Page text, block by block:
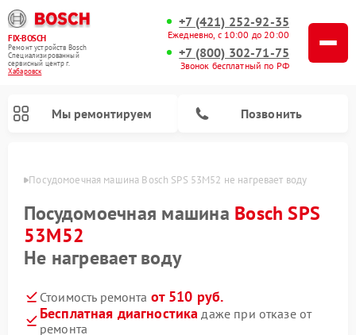
FIX-BOSCH
Ремонт устройств Bosch
Специализированный
cервисный центр г.
Хабаровск
+7 (421) 252-92-35
Ежедневно, с 10:00 до 20:00
+7 (800) 302-71-75
Звонок бесплатный по РФ
Мы ремонтируем Позвонить
Посудомоечная машина Bosch SPS 53M52 не нагревает воду
Посудомоечная машина Bosch SPS
53M52
Не нагревает воду
Стоимость ремонта от 510 руб.
Бесплатная диагностика даже при отказе от
ремонта